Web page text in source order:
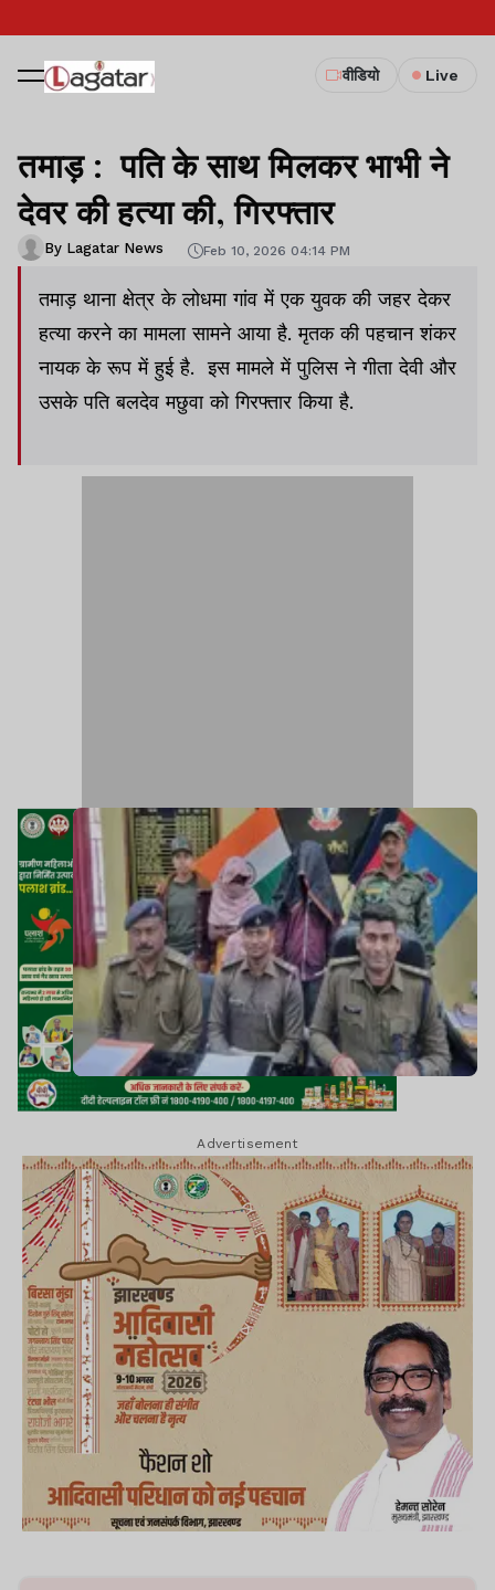
वीडियो Live
तमाड़ : पति के साथ मिलकर भाभी ने
देवर की हत्या की, गिरफ्तार
By Lagatar News Feb 10, 2026 04:14 PM
तमाड़ थाना क्षेत्र के लोधमा गांव में एक युवक की जहर देकर
हत्या करने का मामला सामने आया है. मृतक की पहचान शंकर
नायक के रूप में हुई है. इस मामले में पुलिस ने गीता देवी और
उसके पति बलदेव मछुवा को गिरफ्तार किया है.
Advertisement